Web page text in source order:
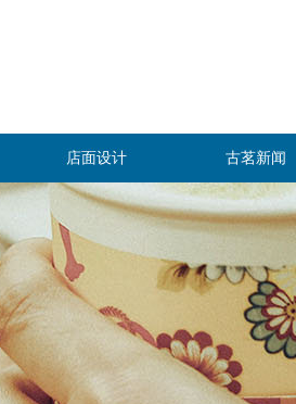
店面设计 古茗新闻